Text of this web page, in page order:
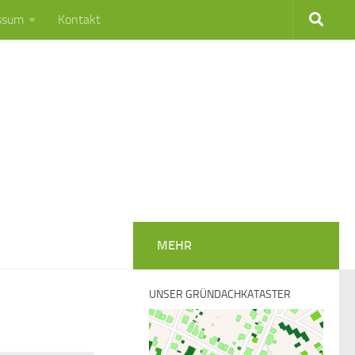
Kontakt
MEHR
UNSER GRÜNDACHKATASTER